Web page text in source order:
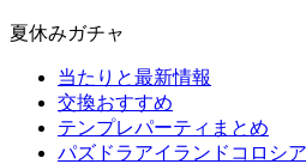
夏休みガチャ
当たりと最新情報
交換おすすめ
テンプレパーティまとめ
パズドラアイランドコロシ